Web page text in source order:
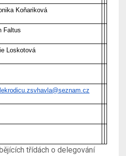
Koňariková
Faltus
Loskotová
třídách o delegování